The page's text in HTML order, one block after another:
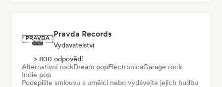
Pravda Records
Vydavatelství
> 800 odpovědí
Alternativní rockDream popElectronicaGarage rock
Indie pop
Podepište smlouvu s umělci nebo vydávejte jejich hudbu